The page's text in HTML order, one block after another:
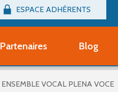
ESPACE ADHÉRENTS
Connexion
Partenaires Blog
ENSEMBLE VOCAL PLENA VOCE